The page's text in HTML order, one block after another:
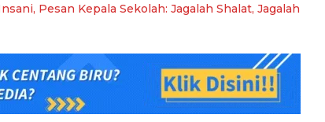
Pesan Kepala Sekolah: Jagalah Shalat, Jagalah